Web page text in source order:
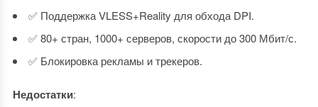
✅ Поддержка VLESS+Reality для обхода DPI.
✅ 80+ стран, 1000+ серверов, скорости до 300 Мбит/с.
✅ Блокировка рекламы и трекеров.
Недостатки: